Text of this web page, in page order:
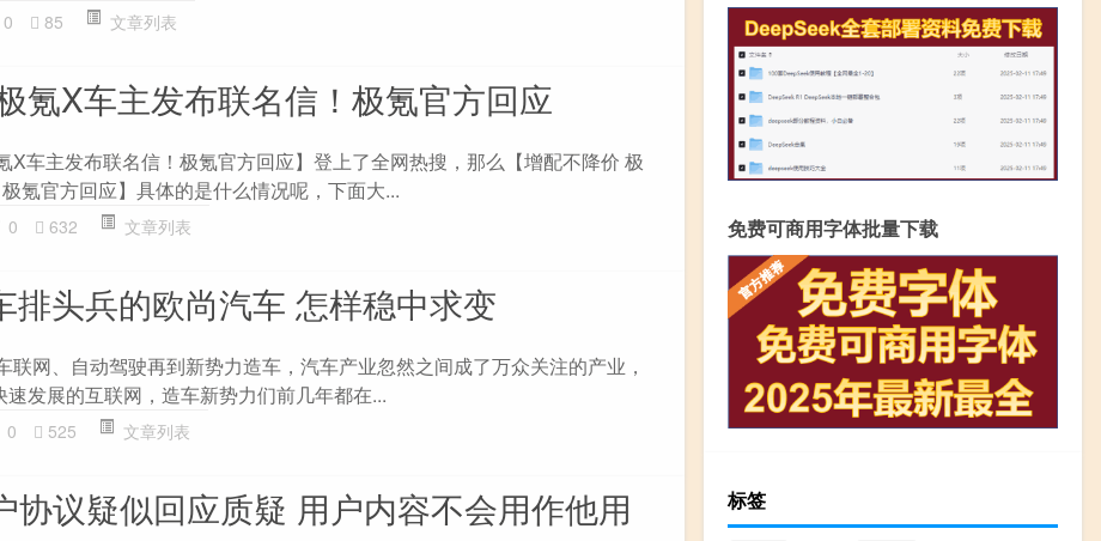
0 85 文章列表
氪X车主发布联名信！极氪官方回应
X车主发布联名信！极氪官方回应】登上了全网热搜，那么【增配不降价 极
氪官方回应】具体的是什么情况呢，下面大...
0 632 文章列表
排头兵的欧尚汽车 怎样稳中求变
联网、自动驾驶再到新势力造车，汽车产业忽然之间成了万众关注的产业，
发展的互联网，造车新势力们前几年都在...
0 525 文章列表
协议疑似回应质疑 用户内容不会用作他用
免费可商用字体批量下载
标签